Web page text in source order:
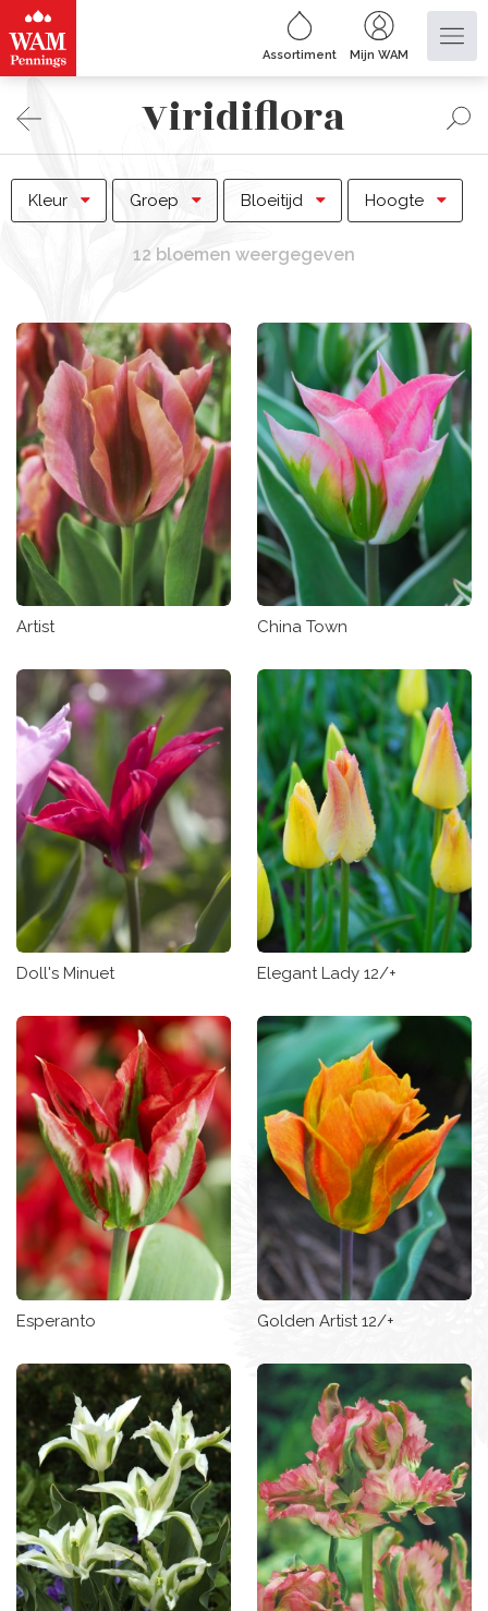
Assortiment Mijn WAM
Viridiflora
Kleur Groep Bloeitijd Hoogte
12 bloemen weergegeven
Artist China Town
Doll's Minuet Elegant Lady 12/+
Esperanto Golden Artist 12/+